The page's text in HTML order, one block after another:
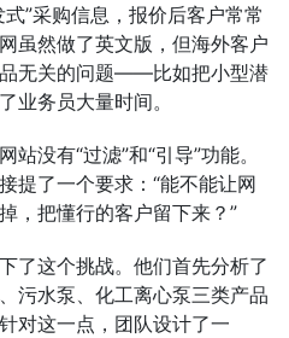
”采购信息，报价后客户常常
虽然做了英文版，但海外客户
无关的问题——比如把小型潜
业务员大量时间。
没有“过滤”和“引导”功能。
提了一个要求：“能不能让网
，把懂行的客户留下来？”
了这个挑战。他们首先分析了
污水泵、化工离心泵三类产品
对这一点，团队设计了一